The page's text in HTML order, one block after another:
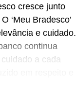
cresce junto
‘Meu Bradesco’
e cuidado.
continua
a cada